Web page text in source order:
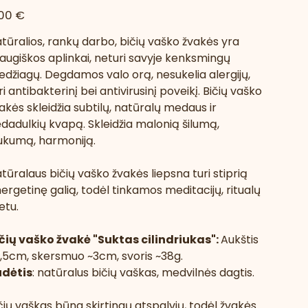
€
rankų darbo, bičių vaško žvakės yra
aplinkai, neturi savyje kenksmingų
Degdamos valo orą, nesukelia alergijų,
antibakterinį bei antivirusinį poveikį. Bičių vaško
skleidžia subtilų, natūralų medaus ir
kvapą. Skleidžia malonią šilumą,
harmoniją.
bičių vaško žvakės liepsna turi stiprią
galią, todėl tinkamos meditacijų, ritualų
vaško žvakė "Suktas cilindriukas":Aukštis
skersmuo ~3cm, svoris ~38g.
: natūralus bičių vaškas, medvilnės dagtis.